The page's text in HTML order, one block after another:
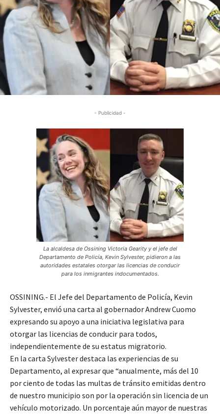
- Publicidad -
La alcaldesa de Ossining Victoria Gearity y el jefe del
Departamento de Policía, Kevin Sylvester, pidieron a las
autoridades estatales otorgar las licencias de conducir
para los inmigrantes indocumentados.
OSSINING.- El Jefe del Departamento de Policía, Kevin
Sylvester, envió una carta al gobernador Andrew Cuomo
expresando su apoyo a una iniciativa legislativa para
otorgar las licencias de conducir para todos,
independientemente de su estatus migratorio.
En la carta Sylvester destaca las experiencias de su
Departamento, al expresar que “anualmente, más del 10
por ciento de todas las multas de tránsito emitidas dentro
de nuestro municipio son por la operación sin licencia de un
vehículo motorizado. Un porcentaje aún mayor de nuestras